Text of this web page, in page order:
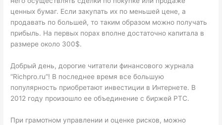
ценных бумаг. Если закупать их по меньшей цене, а
продавать по большей, то таким образом можно получать
прибыль. На первых порах вполне достаточно капитала в
размере около 300$.
Добрый день, дорогие читатели финансового журнала
“Richpro.ru”! В последнее время все большую
популярность приобретают инвестиции в Интернете. В
2012 году произошло ее объединение с биржей РТС.
При грамотном управлении и оценке рисков, можно